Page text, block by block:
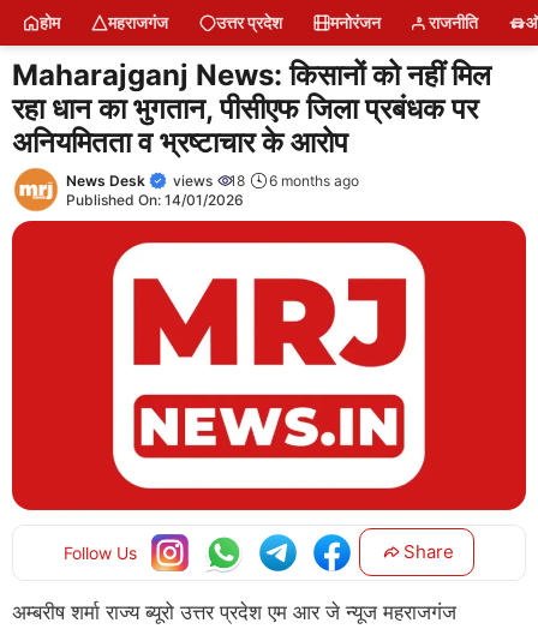
Skip
content
होम महराजगंज उत्तर प्रदेश मनोरंजन राजनीति
Maharajganj News: किसानों को नहीं मिल
रहा धान का भुगतान, पीसीएफ जिला प्रबंधक पर
अनियमितता व भ्रष्टाचार के आरोप
News Desk views 18
6 months ago
Published On: 14/01/2026
Follow Us Share
अम्बरीष शर्मा राज्य ब्यूरो उत्तर प्रदेश एम आर जे न्यूज महराजगंज